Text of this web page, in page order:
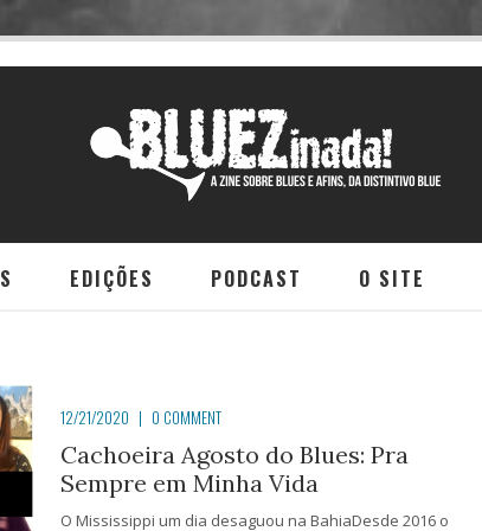
EDIÇÕES PODCAST O SITE
12/21/2020 | 0 COMMENT
Cachoeira Agosto do Blues: Pra
Sempre em Minha Vida
O Mississippi um dia desaguou na BahiaDesde 2016 o